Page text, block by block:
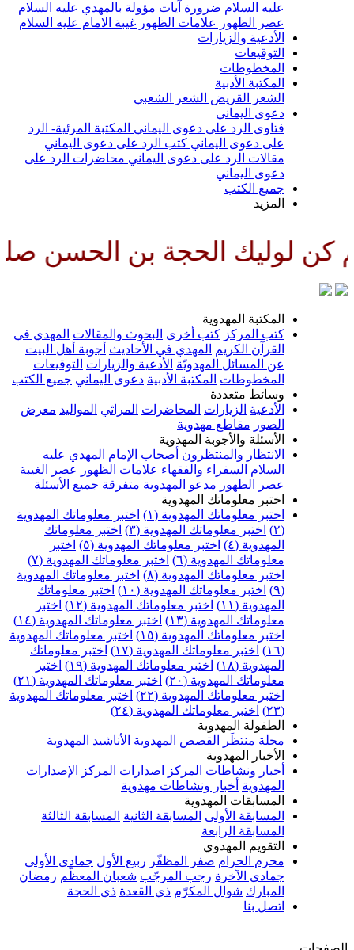
عليه السلام ضرورة آيات مؤولة بالمهدي عليه السلام
عصر الظهور
علامات الظهور غيبة الامام عليه السلام
الأدعية والزيارات
التوقيعات
المخطوطات
المكتبة الأدبية
الشعر القريض الشعر الشعبي
دعوى اليماني
فتاوى الرد على دعوى اليماني المكتبة المرئية- الرد
على دعوى اليماني كتب الرد على دعوى اليماني
مقالات الرد على دعوى اليماني محاضرات الرد على
دعوى اليماني
جميع الكتب
المزيد
بن الحسن صلواتك عليه
المكتبة المهدوية
كتب المركز كتب أخرى البحوث والمقالات المهدي في
القرآن الكريم
المهدي في الأحاديث أجوبة أهل البيت
عن المسائل المهدويّة الأدعية والزيارات التوقيعات
المخطوطات المكتبة الأدبية دعوى اليماني جميع الكتب
وسائط متعددة
الأدعية الزيارات المحاضرات المراثي المواليد معرض
الصور مقاطع مهدوية
الأسئلة والأجوبة المهدوية
الانتظار والمنتظرون أصحاب الإمام المهدي عليه
السلام السفراء والفقهاء علامات الظهور
عصر الغيبة
عصر الظهور مدعو المهدوية متفرقة جميع الأسئلة
اختبر معلوماتك المهدوية
اختبر معلوماتك المهدوية (١)
اختبر معلوماتك المهدوية
(٢)
اختبر معلوماتك المهدوية (٣)
اختبر معلوماتك
المهدوية (٤)
اختبر معلوماتك المهدوية (٥)
اختبر
معلوماتك المهدوية (٦)
اختبر معلوماتك المهدوية (٧)
اختبر معلوماتك المهدوية (٨)
اختبر معلوماتك المهدوية
(٩)
اختبر معلوماتك المهدوية (١٠)
اختبر معلوماتك
المهدوية (١١)
اختبر معلوماتك المهدوية (١٢)
اختبر
معلوماتك المهدوية (١٣)
اختبر معلوماتك المهدوية (١٤)
اختبر معلوماتك المهدوية (١٥)
اختبر معلوماتك المهدوية
(١٦)
اختبر معلوماتك المهدوية (١٧)
اختبر معلوماتك
المهدوية (١٨)
اختبر معلوماتك المهدوية (١٩)
اختبر
معلوماتك المهدوية (٢٠)
اختبر معلوماتك المهدوية (٢١)
اختبر معلوماتك المهدوية (٢٢)
اختبر معلوماتك المهدوية
(٢٣)
اختبر معلوماتك المهدوية (٢٤)
الطفولة المهدوية
مجلة منتظَر
القصص المهدوية الأناشيد المهدوية
الأخبار المهدوية
أخبار ونشاطات المركز
اصدارات المركز
الإصدارات
المهدوية أخبار ونشاطات مهدوية
المسابقات المهدوية
المسابقة الأولى المسابقة الثانية المسابقة الثالثة
المسابقة الرابعة
التقويم المهدوي
محرم الحرام صفر المظفّر ربيع الأول جمادى الأولى
جمادى الآخرة رجب المرجّب شعبان المعظّم رمضان
المبارك شوال المكرّم ذي القعدة ذي الحجة
اتصل بنا